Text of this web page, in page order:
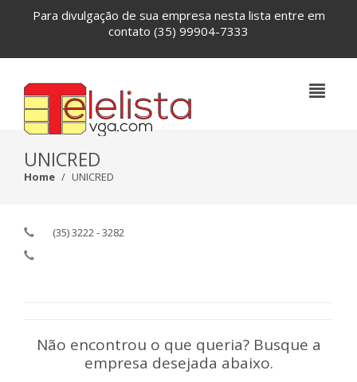
Para divulgação de sua empresa nesta lista entre em
contato (35) 99904-7333
UNICRED
Home UNICRED
(35) 3222 - 3282
Não encontrou o que queria? Busque a
empresa desejada abaixo.